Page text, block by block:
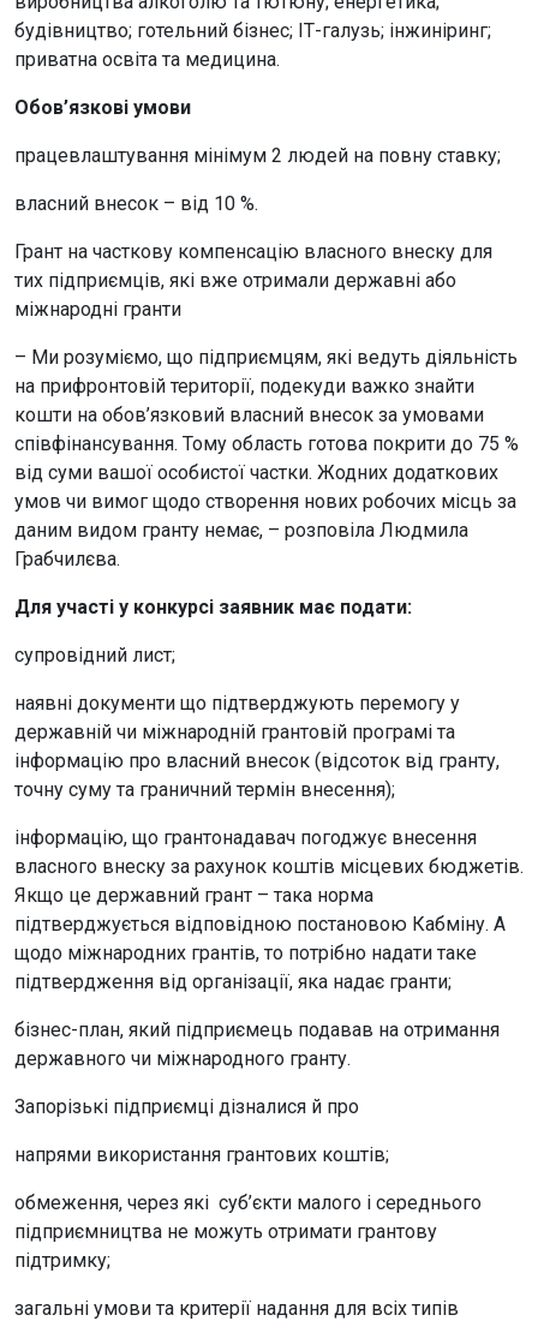
будівництво; готельний бізнес; ІТ-галузь; інжиніринг;
приватна освіта та медицина.
Обов’язкові умови
працевлаштування мінімум 2 людей на повну ставку;
власний внесок – від 10 %.
Грант на часткову компенсацію власного внеску для
тих підприємців, які вже отримали державні або
міжнародні гранти
– Ми розуміємо, що підприємцям, які ведуть діяльність
на прифронтовій території, подекуди важко знайти
кошти на обов’язковий власний внесок за умовами
співфінансування. Тому область готова покрити до 75 %
від суми вашої особистої частки. Жодних додаткових
умов чи вимог щодо створення нових робочих місць за
даним видом гранту немає, – розповіла Людмила
Грабчилєва.
Для участі у конкурсі заявник має подати:
супровідний лист;
наявні документи що підтверджують перемогу у
державній чи міжнародній грантовій програмі та
інформацію про власний внесок (відсоток від гранту,
точну суму та граничний термін внесення);
інформацію, що грантонадавач погоджує внесення
власного внеску за рахунок коштів місцевих бюджетів.
Якщо це державний грант – така норма
підтверджується відповідною постановою Кабміну. А
щодо міжнародних грантів, то потрібно надати таке
підтвердження від організації, яка надає гранти;
бізнес-план, який підприємець подавав на отримання
державного чи міжнародного гранту.
Запорізькі підприємці дізналися й про
напрями використання грантових коштів;
обмеження, через які суб’єкти малого і середнього
підприємництва не можуть отримати грантову
підтримку;
загальні умови та критерії надання для всіх типів